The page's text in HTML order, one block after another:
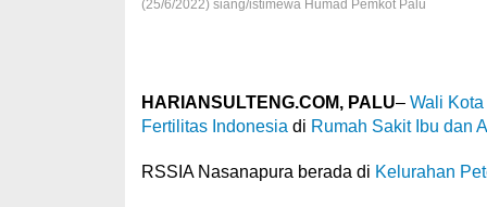
(25/6/2022) siang/istimewa Humad Pemkot Palu
HARIANSULTENG.COM, PALU– Wali
Fertilitas Indonesia di Rumah Sakit Ibu dan
RSSIA Nasanapura berada di Kelurahan